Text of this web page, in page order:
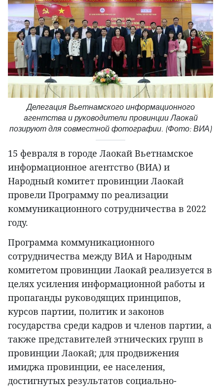
Делегация Вьетнамского информационного
агентства и руководители провинции Лаокай
позируют для совместной фотографии. (Фото: ВИА)
15 февраля в городе Лаокай Вьетнамское
информационное агентство (ВИА) и
Народный комитет провинции Лаокай
провели Программу по реализации
коммуникационного сотрудничества в 2022
году.
Программа коммуникационного
сотрудничества между ВИА и Народным
комитетом провинции Лаокай реализуется в
целях усиления информационной работы и
пропаганды руководящих принципов,
курсов партии, политик и законов
государства среди кадров и членов партии, а
также представителей этнических групп в
провинции Лаокай; для продвижения
имиджа провинции, ее населения,
достигнутых результатов социально-